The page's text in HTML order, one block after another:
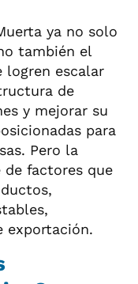
ya no solo
también el
logren escalar
de
y mejorar su
para
Pero la
factores que
exportación.